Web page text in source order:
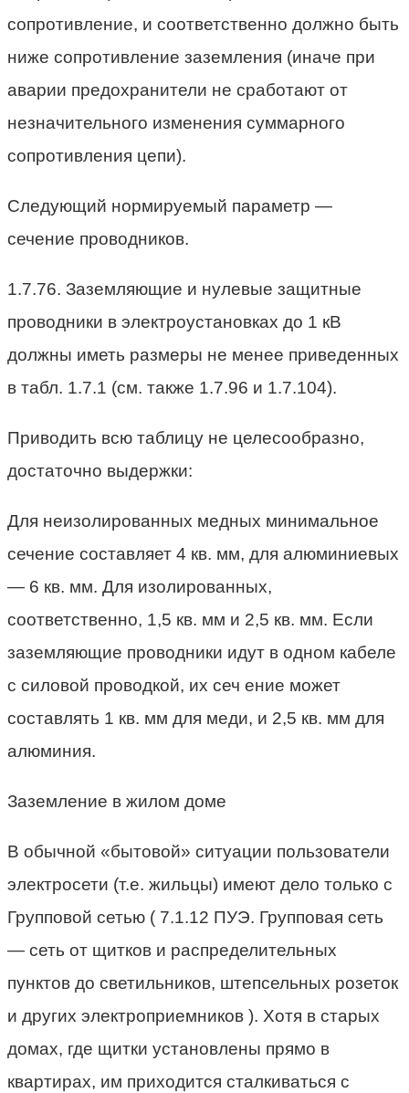
сопротивление, и соответственно должно быть
ниже сопротивление заземления (иначе при
аварии предохранители не сработают от
незначительного изменения суммарного
сопротивления цепи).
Следующий нормируемый параметр —
сечение проводников.
1.7.76. Заземляющие и нулевые защитные
проводники в электроустановках до 1 кВ
должны иметь размеры не менее приведенных
в табл. 1.7.1 (см. также 1.7.96 и 1.7.104).
Приводить всю таблицу не целесообразно,
достаточно выдержки:
Для неизолированных медных минимальное
сечение составляет 4 кв. мм, для алюминиевых
— 6 кв. мм. Для изолированных,
соответственно, 1,5 кв. мм и 2,5 кв. мм. Если
заземляющие проводники идут в одном кабеле
с силовой проводкой, их сеч ение может
составлять 1 кв. мм для меди, и 2,5 кв. мм для
алюминия.
Заземление в жилом доме
В обычной «бытовой» ситуации пользователи
электросети (т.е. жильцы) имеют дело только с
Групповой сетью ( 7.1.12 ПУЭ. Групповая сеть
— сеть от щитков и распределительных
пунктов до светильников, штепсельных розеток
и других электроприемников ). Хотя в старых
домах, где щитки установлены прямо в
квартирах, им приходится сталкиваться с